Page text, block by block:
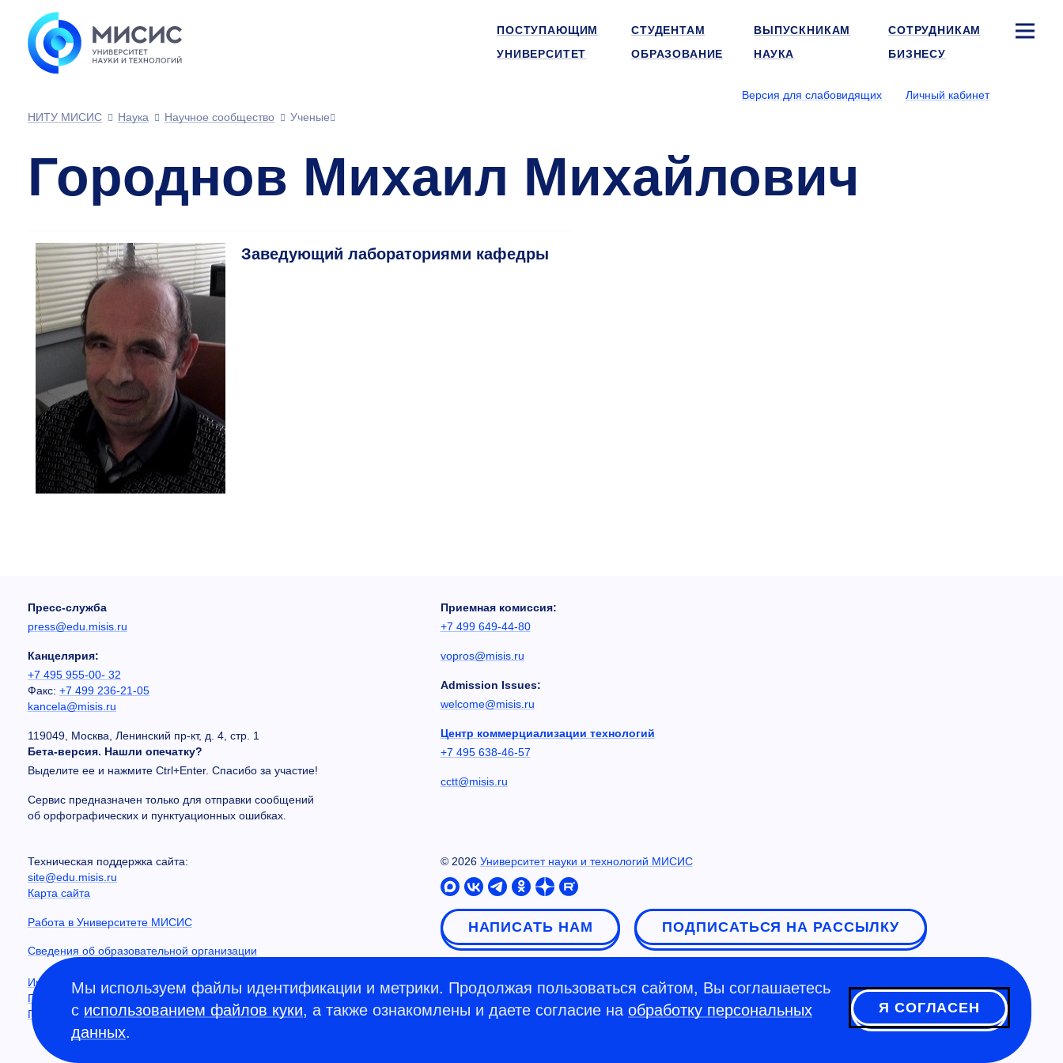
ПОСТУПАЮЩИМ СТУДЕНТАМ ВЫПУСКНИКАМ
СОТРУДНИКАМ
УНИВЕРСИТЕТ
ОБРАЗОВАНИЕ НАУКА БИЗНЕСУ
Версия для слабовидящих
Личный кабинет
НИТУ МИСИС
Наука Научное сообщество Ученые
Городнов Михаил Михайлович
Заведующий лабораториями кафедры
Пресс-служба
press@edu.misis.ru
Канцелярия:
+7 495 955-00- 32
Факс: +7 499 236-21-05
kancela@misis.ru
119049, Москва, Ленинский пр-кт, д. 4, стр. 1
Бета-версия. Нашли опечатку?
Выделите ее и нажмите Ctrl+Enter. Спасибо за участие!
Сервис предназначен только для отправки сообщений
об орфографических и пунктуационных ошибках.
Приемная комиссия:
+7 499 649-44-80
vopros@misis.ru
Admission Issues:
welcome@misis.ru
Центр коммерциализации технологий
+7 495 638-46-57
cctt@misis.ru
Техническая поддержка сайта:
site@edu.misis.ru
Карта сайта
Работа в Университете МИСИС
Сведения об образовательной организации
Информация о закупках
Противодействие коррупции
Политика конфиденциальности
© 2026 Университет науки и технологий МИСИС
НАПИСАТЬ НАМ ПОДПИСАТЬСЯ НА РАССЫЛКУ
Мы используем файлы идентификации и метрики. Продолжая пользоваться сайтом, Вы соглашаетесь
с использованием файлов куки, а также ознакомлены и даете согласие на обработку персональных
данных.
Я СОГЛАСЕН